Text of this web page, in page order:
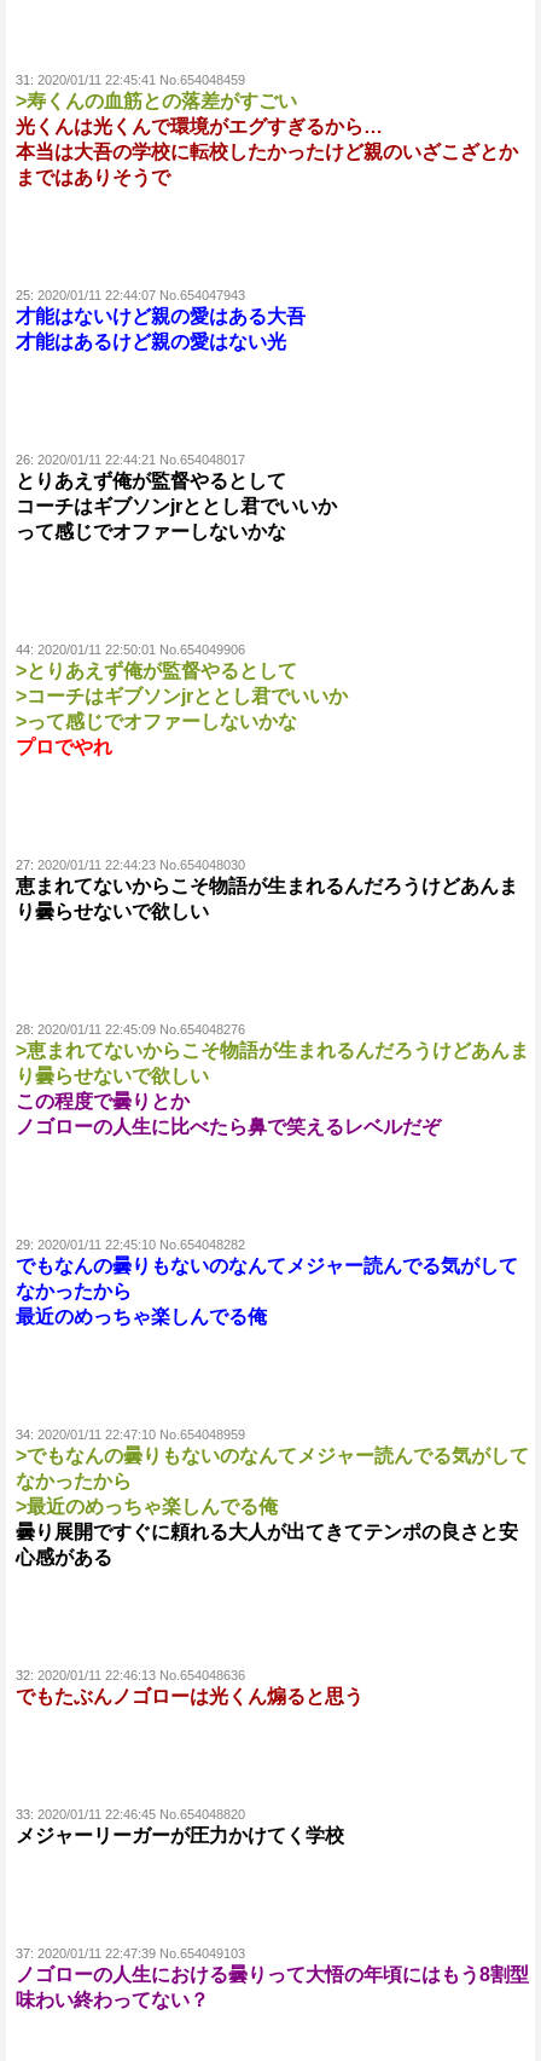
31: 2020/01/11 22:45:41 No.654048459
>寿くんの血筋との落差がすごい
光くんは光くんで環境がエグすぎるから…
本当は大吾の学校に転校したかったけど親のいざこざとか
まではありそうで
25: 2020/01/11 22:44:07 No.654047943
才能はないけど親の愛はある大吾
才能はあるけど親の愛はない光
26: 2020/01/11 22:44:21 No.654048017
とりあえず俺が監督やるとして
コーチはギブソンjrととし君でいいか
って感じでオファーしないかな
44: 2020/01/11 22:50:01 No.654049906
>とりあえず俺が監督やるとして
>コーチはギブソンjrととし君でいいか
>って感じでオファーしないかな
プロでやれ
27: 2020/01/11 22:44:23 No.654048030
恵まれてないからこそ物語が生まれるんだろうけどあんま
り曇らせないで欲しい
28: 2020/01/11 22:45:09 No.654048276
>恵まれてないからこそ物語が生まれるんだろうけどあんま
り曇らせないで欲しい
この程度で曇りとか
ノゴローの人生に比べたら鼻で笑えるレベルだぞ
29: 2020/01/11 22:45:10 No.654048282
でもなんの曇りもないのなんてメジャー読んでる気がして
なかったから
最近のめっちゃ楽しんでる俺
34: 2020/01/11 22:47:10 No.654048959
>でもなんの曇りもないのなんてメジャー読んでる気がして
なかったから
>最近のめっちゃ楽しんでる俺
曇り展開ですぐに頼れる大人が出てきてテンポの良さと安
心感がある
32: 2020/01/11 22:46:13 No.654048636
でもたぶんノゴローは光くん煽ると思う
33: 2020/01/11 22:46:45 No.654048820
メジャーリーガーが圧力かけてく学校
37: 2020/01/11 22:47:39 No.654049103
ノゴローの人生における曇りって大悟の年頃にはもう8割型
味わい終わってない？